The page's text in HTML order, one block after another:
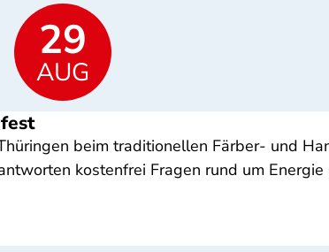
29
AUG
beim traditionellen Färber- und
kostenfrei Fragen rund um Energie